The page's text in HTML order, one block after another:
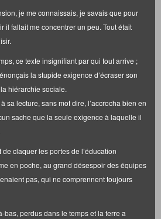
je me connaissais, je savais que pour
il fallait me concentrer un peu. Tout était
ce texte insignifiant par qui tout arrive ;
la stupide exigence d’écraser son
hiérarchie sociale.
sa lecture, sans mot dire, l’accrocha bien en
sache que la seule exigence à laquelle il
claquer les portes de l’éducation
en poche, au grand désespoir des équipes
pas, qui ne comprennent toujours
bas, perdus dans le temps et la terre a